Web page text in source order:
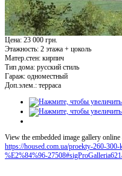
Цена: 23 000 грн.
Этажность: 2 этажа + цоколь
Матер.стен: кирпич
Тип дома: русский стиль
Гараж: одноместный
Доп.элем.: терраса
View the embedded image gallery online
https://housed.com.ua/proekty-260-
%E2%84%96-